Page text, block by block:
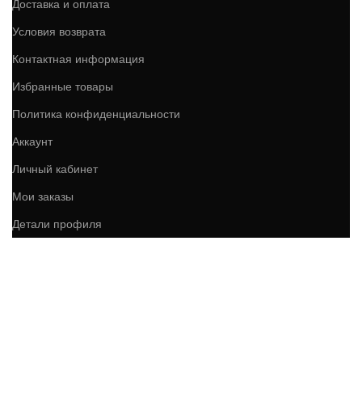
Доставка и оплата
Условия возврата
Контактная информация
Избранные товары
Политика конфиденциальности
Аккаунт
Личный кабинет
Мои заказы
Детали профиля